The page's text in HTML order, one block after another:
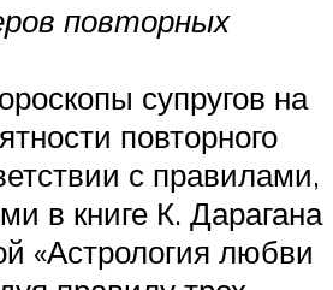
повторных
супругов на
повторного
с правилами,
в книге К. Дарагана
«Астрология любви